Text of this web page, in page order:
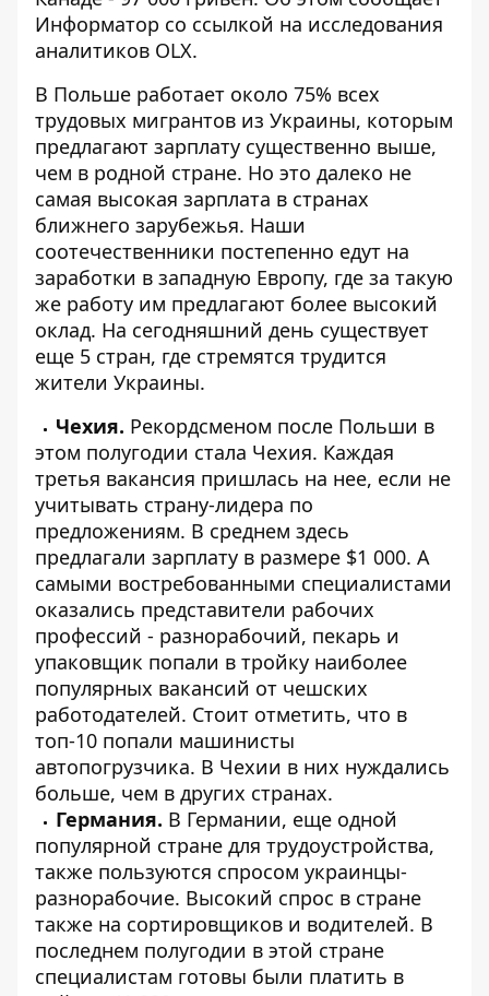
Информатор со ссылкой на исследования
аналитиков OLX.
В Польше работает около 75% всех
трудовых мигрантов из Украины, которым
предлагают зарплату существенно выше,
чем в родной стране. Но это далеко не
самая высокая зарплата в странах
ближнего зарубежья. Наши
соотечественники постепенно едут на
заработки в западную Европу, где за такую
же работу им предлагают более высокий
оклад. На сегодняшний день существует
еще 5 стран, где стремятся трудится
жители Украины.
Чехия. Рекордсменом после Польши в
этом полугодии стала Чехия. Каждая
третья вакансия пришлась на нее, если не
учитывать страну-лидера по
предложениям. В среднем здесь
предлагали зарплату в размере $1 000. А
самыми востребованными специалистами
оказались представители рабочих
профессий - разнорабочий, пекарь и
упаковщик попали в тройку наиболее
популярных вакансий от чешских
работодателей. Стоит отметить, что в
топ-10 попали машинисты
автопогрузчика. В Чехии в них нуждались
больше, чем в других странах.
Германия. В Германии, еще одной
популярной стране для трудоустройства,
также пользуются спросом украинцы-
разнорабочие. Высокий спрос в стране
также на сортировщиков и водителей. В
последнем полугодии в этой стране
специалистам готовы были платить в